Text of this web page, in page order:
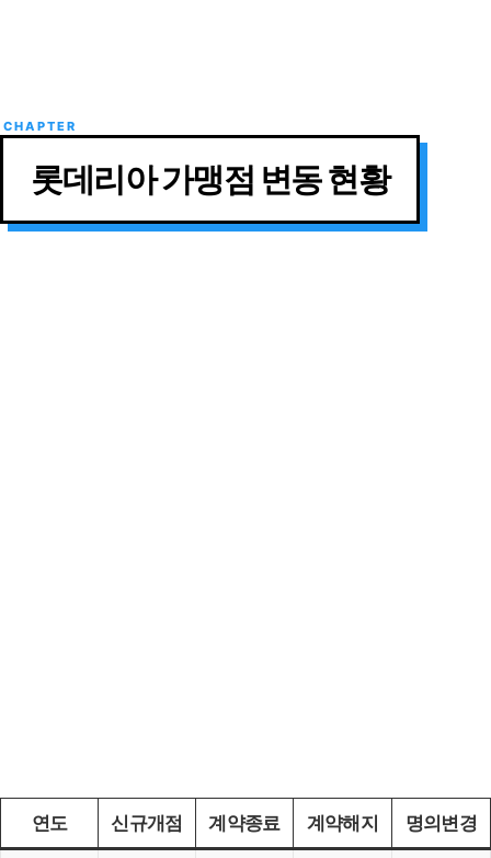
롯데리아 가맹점 변동 현황
연도 신규개점 계약종료 계약해지 명의변경